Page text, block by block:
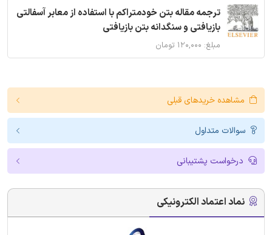
ترجمه مقاله بتن خودمتراکم با استفاده از معابر آسفالتی
بازیافتی و سنگدانه بتن بازیافتی
مبلغ: ۱۲۰,۰۰۰ تومان
مشاهده خریدهای قبلی
سوالات متداول
درخواست پشتیبانی
نماد اعتماد الکترونیکی